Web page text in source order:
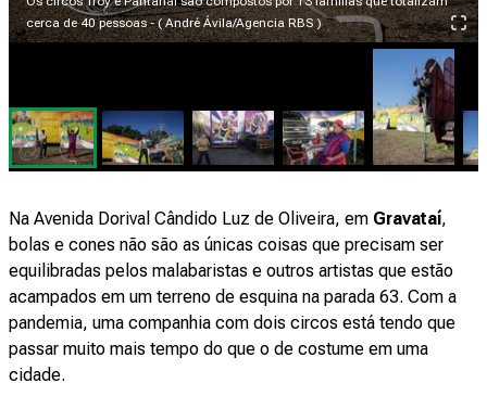
cerca de 40 pessoas - ( André Ávila/Agencia RBS )
Na Avenida Dorival Cândido Luz de Oliveira, em Gravataí,
bolas e cones não são as únicas coisas que precisam ser
equilibradas pelos malabaristas e outros artistas que estão
acampados em um terreno de esquina na parada 63. Com a
pandemia, uma companhia com dois circos está tendo que
passar muito mais tempo do que o de costume em uma
cidade.